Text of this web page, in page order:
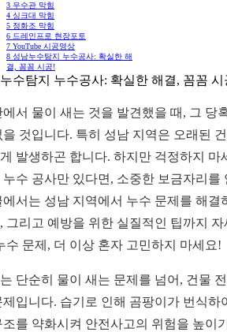
3 우수관 막힘
4 싱크대 막힘
5 정화조 막힘
6 드레인프로 현장포토
7 YouTube 시공영상
8 성남누수탐지 누수공사: 확실한 해
결, 꼼꼼 시공!
수탐지 누수공사: 확실한 해결, 꼼꼼 시
에서 물이 새는 것을 발견했을 때, 그 당
을 것입니다. 특히 성남 지역은 오래된
발생하곤 합니다. 하지만 걱정하지 마
누수 공사만 있다면, 소중한 보금자리를
에서는 성남 지역에서 누수 문제를 해결
그리고 예방을 위한 실질적인 팁까지
수 문제, 더 이상 혼자 고민하지 마세요!
단순히 물이 새는 문제를 넘어, 건물
제입니다. 습기로 인해 곰팡이가 번식하
조를 약화시켜 안전사고의 위험을 높이